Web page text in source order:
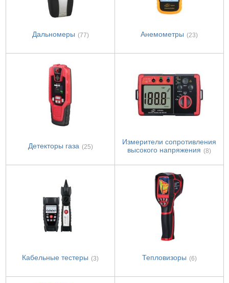
Дальномеры (77) Анемометры (23)
Детекторы газа (25)
Измерители сопротивления
высокого напряжения (8)
Кабельные тестеры (3) Тепловизоры (6)